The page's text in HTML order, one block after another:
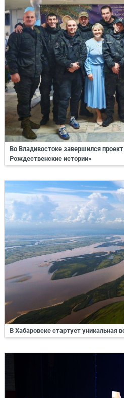
Во Владивостоке завершился
Рождественские истории»
В Хабаровске стартует уникальная